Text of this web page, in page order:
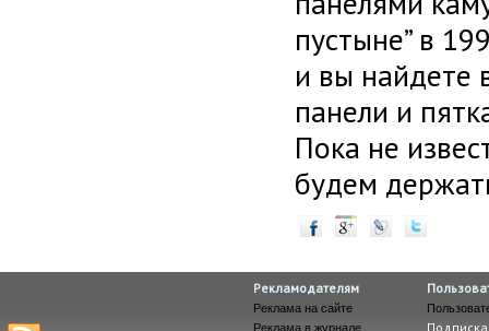
пустыне” в
и вы найдете
панели и
Пока не
будем
Рекламодателям
Реклама на сайте
Реклама в журнале